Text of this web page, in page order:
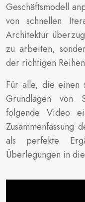
Geschäftsmodell
von schnellen
Architektur
zu arbeiten,
der richtigen
Für alle, die einen
Grundlagen von
folgende Video
Zusammenfassung
als perfekte
Überlegungen in